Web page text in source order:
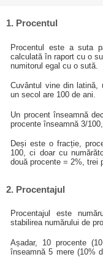
1. Procentul
Procentul este a suta
calculată în raport cu o
numitorul egal cu o sută.
Cuvântul vine din latină,
un secol are 100 de ani.
Un procent înseamnă
procente înseamnă 3/
Deși este o fracție,
100, ci doar cu
două procente = 2%, trei
2. Procentajul
Procentajul este
stabilirea numărului de
Așadar, 10 procente
înseamnă 5 mere (10%